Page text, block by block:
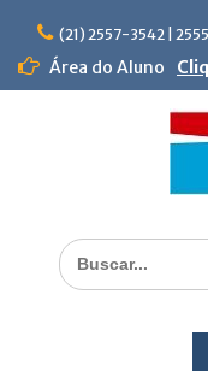
content
(21) 2557-3542 |
Área do Aluno
Search
for: